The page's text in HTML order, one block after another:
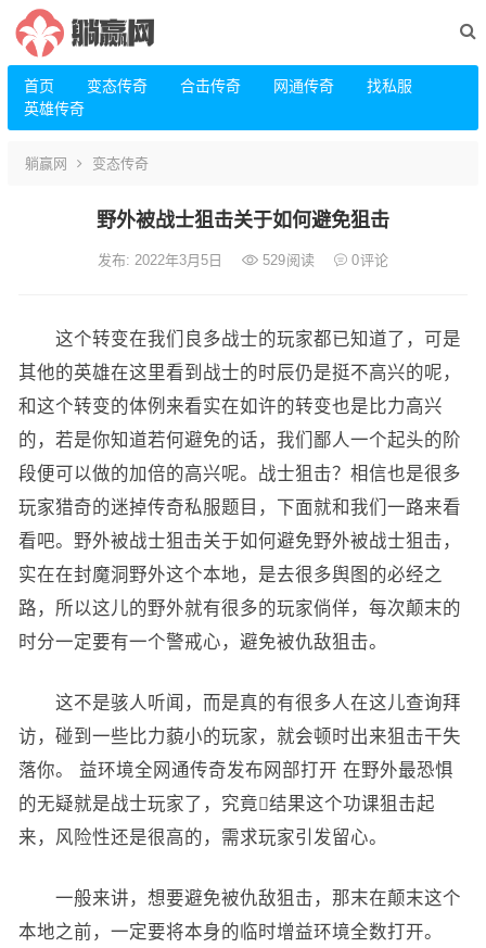
首页 变态传奇 合击传奇 网通传奇
找私服
英雄传奇
躺赢网 变态传奇
野外被战士狙击关于如何避免狙击
发布: 2022年3月5日 529阅读 0评论
这个转变在我们良多战士的玩家都已知道了，可是
其他的英雄在这里看到战士的时辰仍是挺不高兴的呢，
和这个转变的体例来看实在如许的转变也是比力高兴
的，若是你知道若何避免的话，我们鄙人一个起头的阶
段便可以做的加倍的高兴呢。战士狙击？相信也是很多
玩家猎奇的迷掉传奇私服题目，下面就和我们一路来看
看吧。野外被战士狙击关于如何避免野外被战士狙击，
实在在封魔洞野外这个本地，是去很多舆图的必经之
路，所以这儿的野外就有很多的玩家倘佯，每次颠末的
时分一定要有一个警戒心，避免被仇敌狙击。
这不是骇人听闻，而是真的有很多人在这儿查询拜
访，碰到一些比力藐小的玩家，就会顿时出来狙击干失
落你。 益环境全网通传奇发布网部打开 在野外最恐惧
的无疑就是战士玩家了，究竟结果这个功课狙击起
来，风险性还是很高的，需求玩家引发留心。
一般来讲，想要避免被仇敌狙击，那末在颠末这个
本地之前，一定要将本身的临时增益环境全数打开。